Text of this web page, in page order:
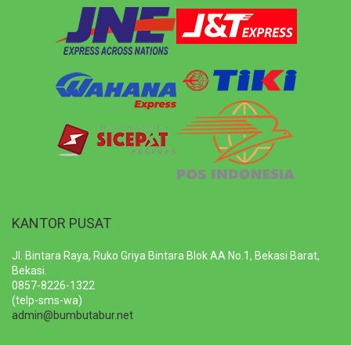
KANTOR PUSAT
Jl. Bintara Raya, Ruko Griya Bintara Blok AA No.1, Bekasi Barat,
Bekasi.
0857-8226-1322
(telp-sms-wa)
admin@bumbutabur.net